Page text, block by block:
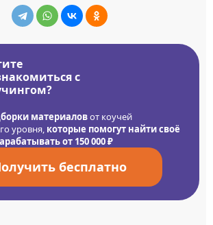
с
материаловот коучей
уровня, которые помогут найти своё
от 150 000 ₽
бесплатно